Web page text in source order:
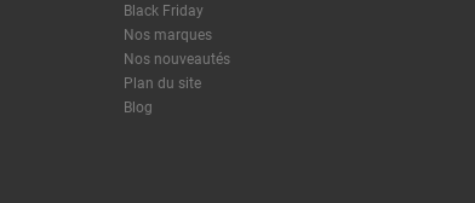
Black Friday
Nos marques
Nos nouveautés
Plan du site
Blog